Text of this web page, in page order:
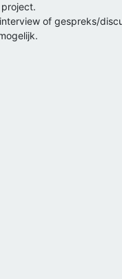
of gespreks/